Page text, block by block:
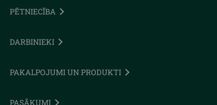
PĒTNIECĪBA
DARBINIEKI
PAKALPOJUMI UN PRODUKTI
PASĀKUMI